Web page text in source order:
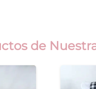
de